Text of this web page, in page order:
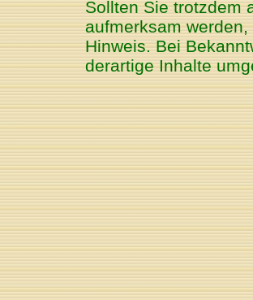
Sollten Sie trotzdem
aufmerksam
Hinweis. Bei
derartige Inhalte